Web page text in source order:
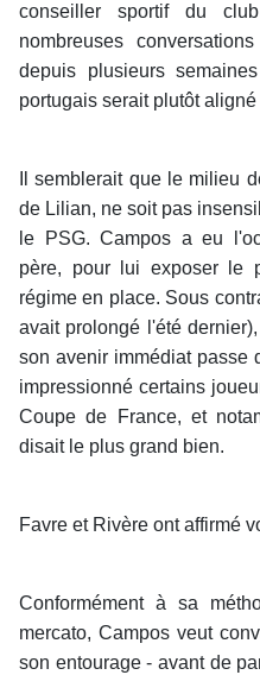
conseiller sportif du
nombreuses
depuis plusieurs
portugais serait plutôt
Il semblerait que le milieu
de Lilian, ne soit pas
le PSG. Campos a eu
père, pour lui exposer le
régime en place. Sous
avait prolongé l'été
son avenir immédiat passe
impressionné certains
Coupe de France, et
disait le plus grand bien.
Favre et Rivère ont affirmé
Conformément à sa
mercato, Campos veut
son entourage - avant de